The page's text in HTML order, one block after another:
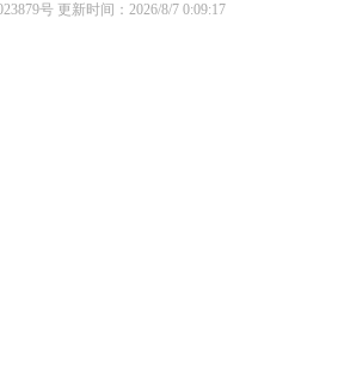
号 更新时间：2026/8/7 0:09:17